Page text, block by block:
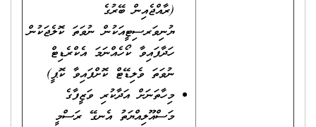
(ރާއްޖެއިން ބޭރުގެ
ޔުނިވަރސިޓީއަކުން ނުވަތަ ކޮލެޖަކުން
ހަދާފައިވާ ކޯހެއްނަމަ އެކްރެޑިޓް
ނުވަތަ ވެލިޑޭޓް ކޮށްފައިވާ ކޮޕީ)
މިހާތަނަށް އަދާކުރި ވަޒީފާގެ
މަސްއޫލިއްޔަތު އެނގޭ ރަސްމީ